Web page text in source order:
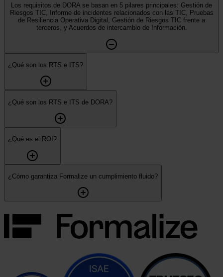
Los requisitos de DORA se basan en 5 pilares principales: Gestión de
Riesgos TIC, Informe de incidentes relacionados con las TIC, Pruebas
de Resiliencia Operativa Digital, Gestión de Riesgos TIC frente a
terceros, y Acuerdos de intercambio de Información.
¿Qué son los RTS e ITS?
¿Qué son los RTS e ITS de DORA?
¿Qué es el ROI?
¿Cómo garantiza Formalize un cumplimiento fluido?